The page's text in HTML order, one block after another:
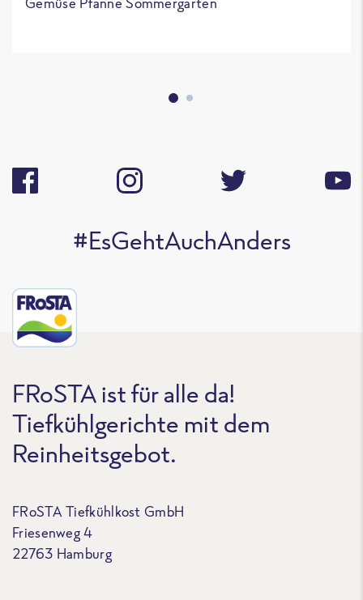
#EsGehtAuchAnders
FRoSTA ist für alle da!
Tiefkühlgerichte mit dem
Reinheitsgebot.
FRoSTA Tiefkühlkost GmbH
Friesenweg 4
22763 Hamburg